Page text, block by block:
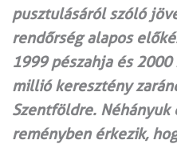
pusztulásáról szóló
rendőrség alapos
1999 pészahja és
millió keresztény
Szentföldre. Néhányuk
reményben érkezik,